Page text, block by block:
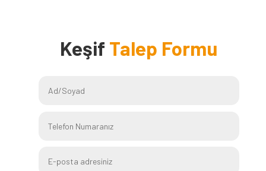
Keşif Talep Formu